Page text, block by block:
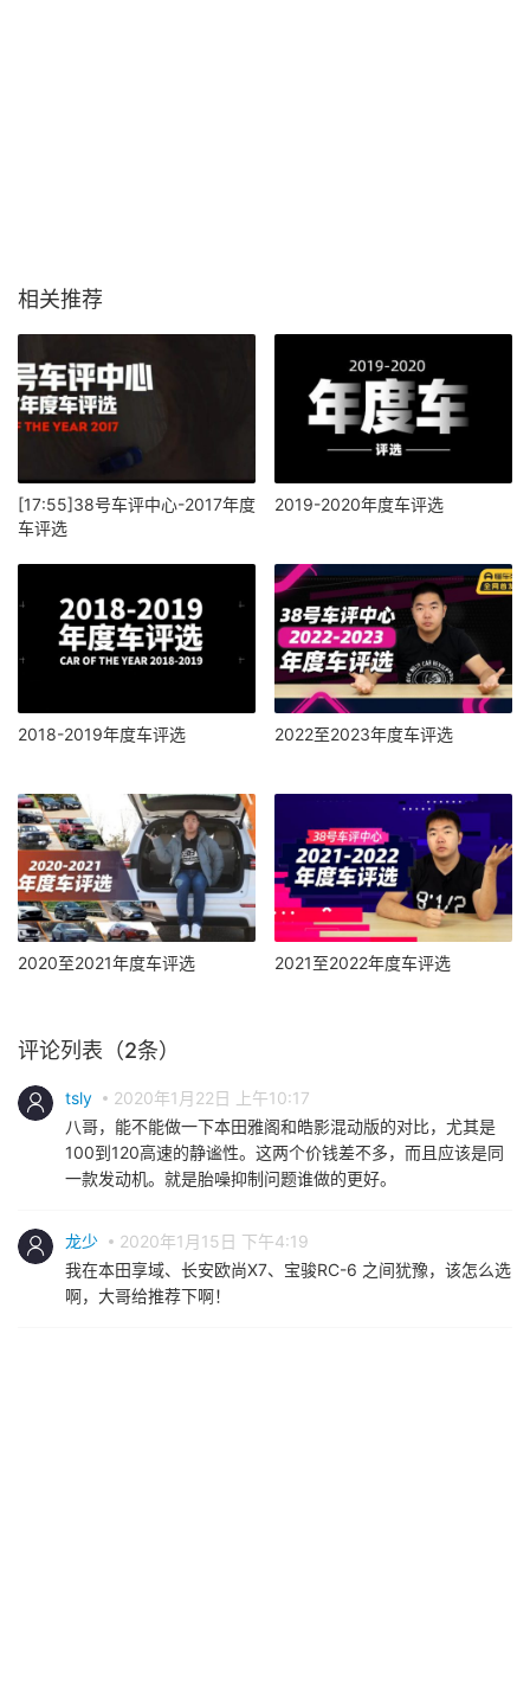
相关推荐
[17:55]38号车评中心-2017年度
车评选
2019-2020年度车评选
2018-2019年度车评选 2022至2023年度车评选
2020至2021年度车评选 2021至2022年度车评选
评论列表（2条）
tsly
2020年1月22日 上午10:17
八哥，能不能做一下本田雅阁和皓影混动版的对比，尤其是
100到120高速的静谧性。这两个价钱差不多，而且应该是同
一款发动机。就是胎噪抑制问题谁做的更好。
龙少
2020年1月15日 下午4:19
我在本田享域、长安欧尚X7、宝骏RC-6 之间犹豫，该怎么选
啊，大哥给推荐下啊！